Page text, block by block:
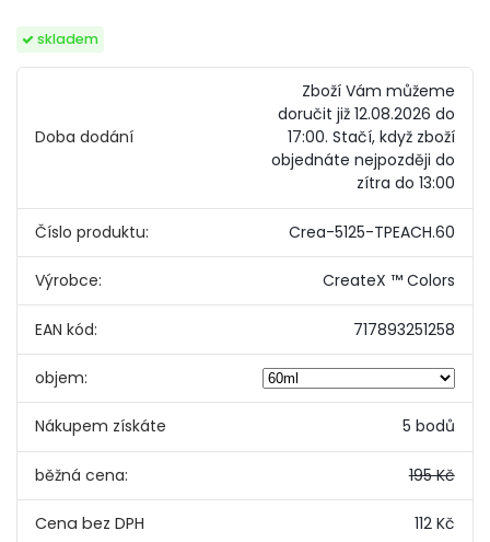
skladem
Doba dodání
Zboží Vám můžeme
doručit již 12.08.2026 do
17:00. Stačí, když zboží
objednáte nejpozději do
zítra do 13:00
Číslo produktu: Crea-5125-TPEACH.60
Výrobce: CreateX ™ Colors
EAN kód: 717893251258
objem:
Nákupem získáte 5 bodů
běžná cena: 195 Kč
112 Kč